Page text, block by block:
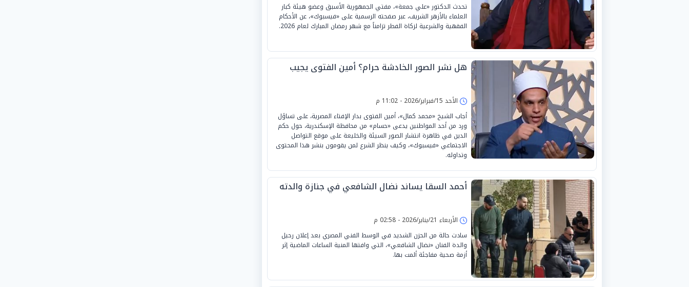
تحدث الدكتور «علي جمعة»، مفتي الجمهورية الأسبق وعضو هيئة كبار
العلماء بالأزهر الشريف، عبر صفحته الرسمية على «فيسبوك»، عن الأحكام
الفقهية والشرعية لزكاة الفطر تزامناً مع شهر رمضان المبارك لعام 2026.
هل نشر الصور الخادشة حرام؟ أمين الفتوى يجيب
الأحد 15/فبراير/2026 - 11:02 م
أجاب الشيخ «محمد كمال»، أمين الفتوى بدار الإفتاء المصرية، على تساؤل
ورد من أحد المواطنين يدعى «حسام» من محافظة الإسكندرية، حول حكم
الدين في ظاهرة انتشار الصور السيئة والخليعة على موقع التواصل
الاجتماعي «فيسبوك»، وكيف ينظر الشرع لمن يقومون بنشر هذا المحتوى
وتداوله.
أحمد السقا يساند نضال الشافعي في جنازة والدته
الأربعاء 21/يناير/2026 - 02:58 م
سادت حالة من الحزن الشديد في الوسط الفني المصري بعد إعلان رحيل
والدة الفنان «نضال الشافعي»، التي وافتها المنية الساعات الماضية إثر
أزمة صحية مفاجئة ألمت بها.